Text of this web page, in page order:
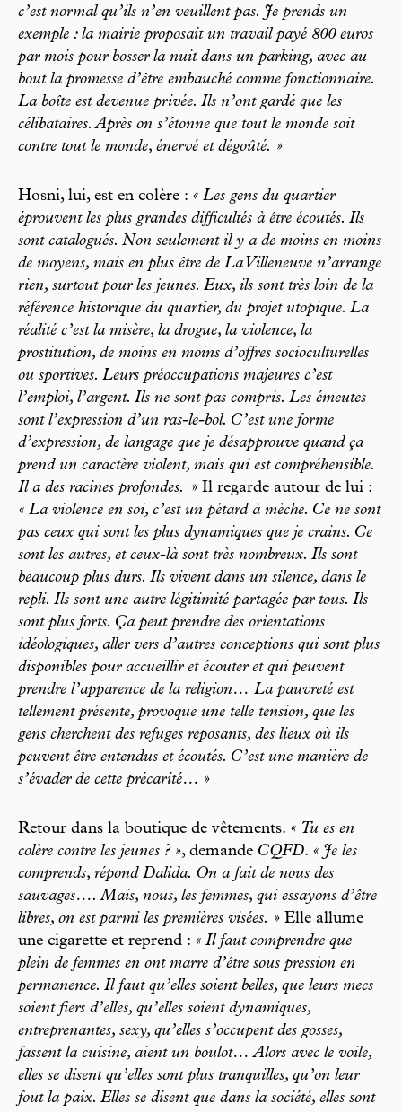
c’est normal qu’ils n’en veuillent pas. Je prends un
exemple : la mairie proposait un travail payé 800 euros
par mois pour bosser la nuit dans un parking, avec au
bout la promesse d’être embauché comme fonctionnaire.
La boîte est devenue privée. Ils n’ont gardé que les
célibataires. Après on s’étonne que tout le monde soit
contre tout le monde, énervé et dégoûté. »
Hosni, lui, est en colère : « Les gens du quartier
éprouvent les plus grandes difficultés à être écoutés. Ils
sont catalogués. Non seulement il y a de moins en moins
de moyens, mais en plus être de La Villeneuve n’arrange
rien, surtout pour les jeunes. Eux, ils sont très loin de la
référence historique du quartier, du projet utopique. La
réalité c’est la misère, la drogue, la violence, la
prostitution, de moins en moins d’offres socioculturelles
ou sportives. Leurs préoccupations majeures c’est
l’emploi, l’argent. Ils ne sont pas compris. Les émeutes
sont l’expression d’un ras-le-bol. C’est une forme
d’expression, de langage que je désapprouve quand ça
prend un caractère violent, mais qui est compréhensible.
Il a des racines profondes.
» Il regarde autour de lui :
« La violence en soi, c’est un pétard à mèche. Ce ne sont
pas ceux qui sont les plus dynamiques que je crains. Ce
sont les autres, et ceux-là sont très nombreux. Ils sont
beaucoup plus durs. Ils vivent dans un silence, dans le
repli. Ils sont une autre légitimité partagée par tous. Ils
sont plus forts. Ça peut prendre des orientations
idéologiques, aller vers d’autres conceptions qui sont plus
disponibles pour accueillir et écouter et qui peuvent
prendre l’apparence de la religion… La pauvreté est
tellement présente, provoque une telle tension, que les
gens cherchent des refuges reposants, des lieux où ils
peuvent être entendus et écoutés. C’est une manière de
s’évader de cette précarité… »
Retour dans la boutique de vêtements. « Tu es en
colère contre les jeunes ? », demande CQFD. « Je les
comprends, répond Dalida. On a fait de nous des
sauvages…. Mais, nous, les femmes, qui essayons d’être
libres, on est parmi les premières visées. » Elle allume
une cigarette et reprend : « Il faut comprendre que
plein de femmes en ont marre d’être sous pression en
permanence. Il faut qu’elles soient belles, que leurs mecs
soient fiers d’elles, qu’elles soient dynamiques,
entreprenantes, sexy, qu’elles s’occupent des gosses,
fassent la cuisine, aient un boulot… Alors avec le voile,
elles se disent qu’elles sont plus tranquilles, qu’on leur
fout la paix. Elles se disent que dans la société, elles sont